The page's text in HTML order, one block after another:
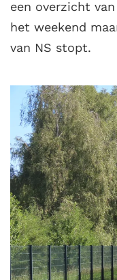
een overzicht
het weekend
van NS stopt.